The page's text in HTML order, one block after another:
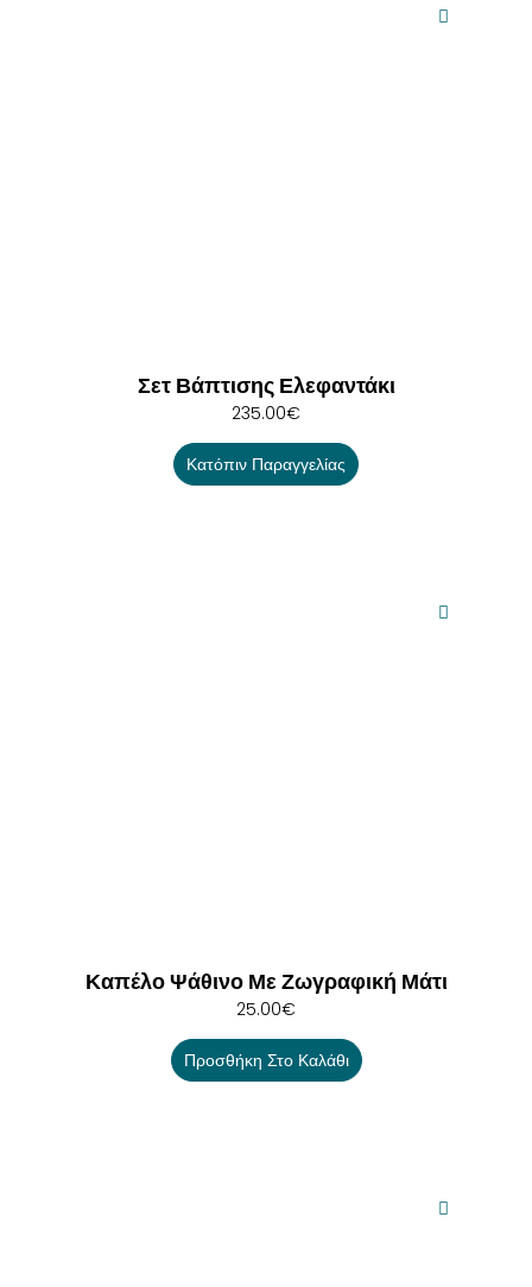
Σετ Βάπτισης Ελεφαντάκι
235.00€
Κατόπιν Παραγγελίας
Καπέλο Ψάθινο Με Ζωγραφική Μάτι
25.00€
Προσθήκη Στο Καλάθι